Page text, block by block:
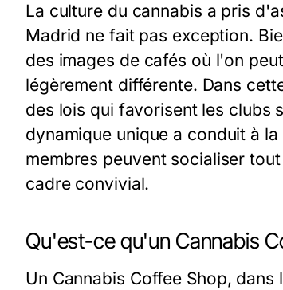
La culture du cannabis a pris
Madrid ne fait pas exception.
des images de cafés où l'on
légèrement différente. Dans
des lois qui favorisent les clubs
dynamique unique a conduit à
membres peuvent socialiser
cadre convivial.
Qu'est-ce qu'un Cannabis
Un Cannabis Coffee Shop,